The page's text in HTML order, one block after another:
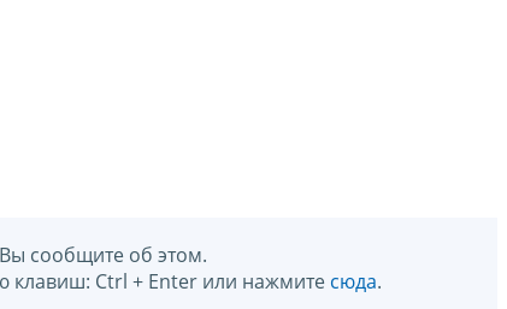
сообщите об этом.
клавиш: Ctrl + Enter или нажмите сюда.